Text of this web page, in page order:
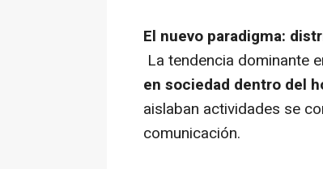
El nuevo paradigma:
La tendencia dominante
en sociedad dentro del
aislaban actividades se
comunicación.